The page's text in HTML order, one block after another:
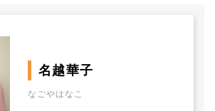
名越華子
なごやはなこ